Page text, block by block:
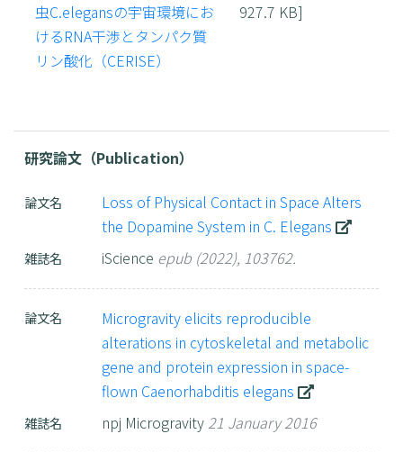
虫C.elegansの宇宙環境にお
けるRNA干渉とタンパク質
リン酸化（CERISE）
927.7 KB]
研究論文（Publication）
論文名
Loss of Physical Contact in Space Alters
the Dopamine System in C. Elegans
雑誌名 iScience epub (2022), 103762.
論文名
Microgravity elicits reproducible
alterations in cytoskeletal and metabolic
gene and protein expression in space-
flown Caenorhabditis elegans
雑誌名 npj Microgravity 21 January 2016